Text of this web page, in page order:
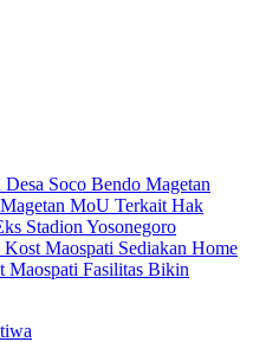
Soco Bendo Magetan
MoU Terkait Hak
Stadion Yosonegoro
Maospati Sediakan Home
Maospati Fasilitas Bikin